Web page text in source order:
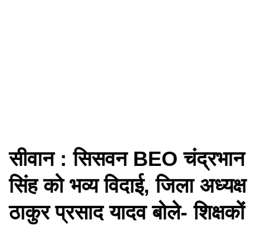
सीवान : सिसवन BEO चंद्रभान
सिंह को भव्य विदाई, जिला अध्यक्ष
ठाकुर प्रसाद यादव बोले- शिक्षकों